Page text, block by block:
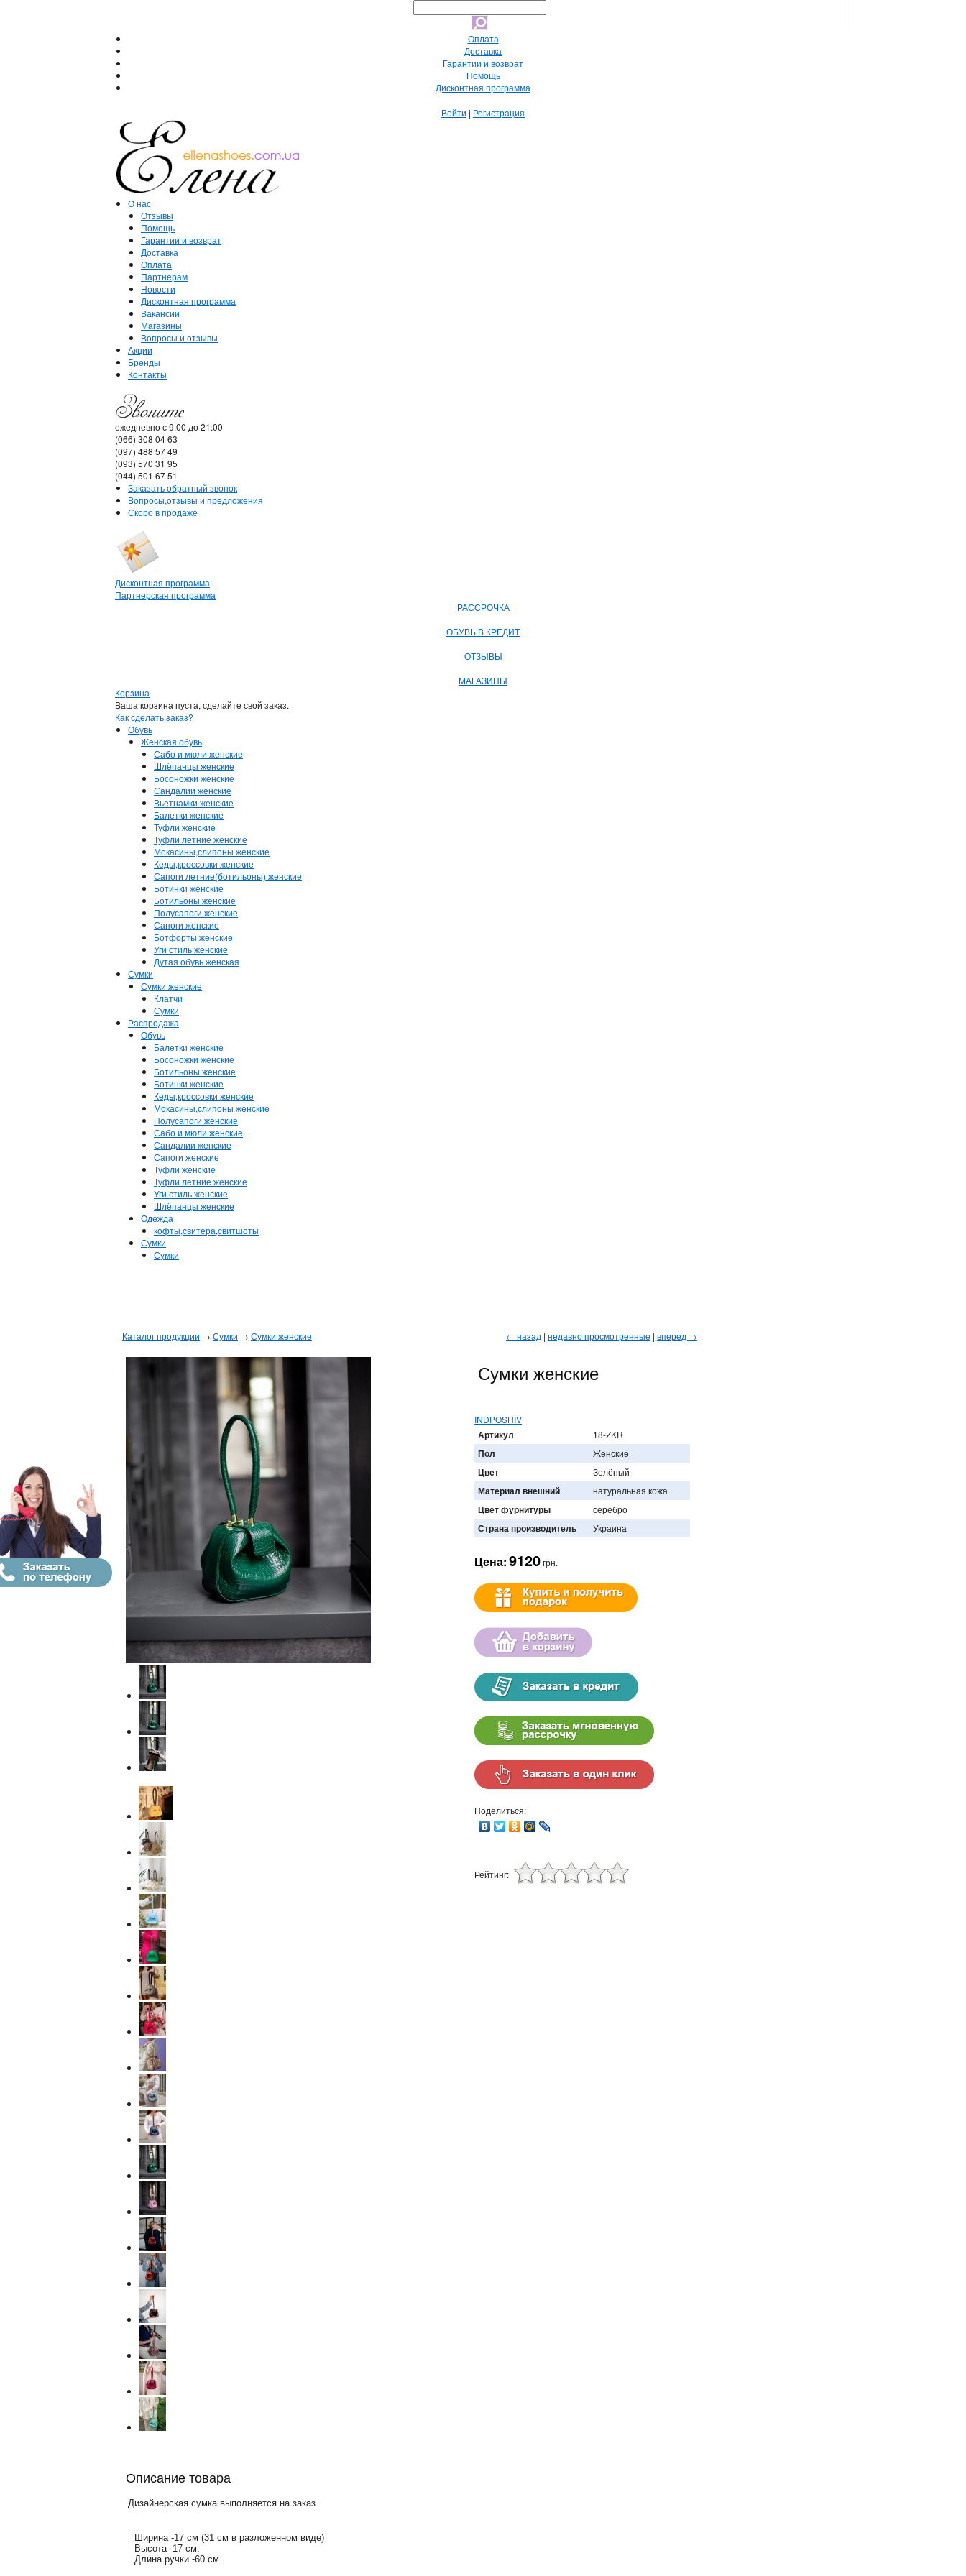
Оплата
Доставка
Гарантии и возврат
Помощь
Дисконтная программа
Войти | Регистрация
О нас
Отзывы
Помощь
Гарантии и возврат
Доставка
Оплата
Партнерам
Новости
Дисконтная программа
Вакансии
Магазины
Вопросы и отзывы
Акции
Бренды
Контакты
ежедневно с 9:00 до 21:00
(066) 308 04 63
(097) 488 57 49
(093) 570 31 95
(044) 501 67 51
Заказать обратный звонок
Вопросы,отзывы и предложения
Скоро в продаже
Дисконтная программа
Партнерская программа
РАССРОЧКА
ОБУВЬ В КРЕДИТ
ОТЗЫВЫ
МАГАЗИНЫ
Корзина
Ваша корзина пуста, сделайте свой заказ.
Как сделать заказ?
Обувь
Женская обувь
Сабо и мюли женские
Шлёпанцы женские
Босоножки женские
Сандалии женские
Вьетнамки женские
Балетки женские
Туфли женские
Туфли летние женские
Мокасины,слипоны женские
Кеды,кроссовки женские
Сапоги летние(ботильоны) женские
Ботинки женские
Ботильоны женские
Полусапоги женские
Сапоги женские
Ботфорты женские
Уги стиль женские
Дутая обувь женская
Сумки
Сумки женские
Клатчи
Сумки
Распродажа
Обувь
Балетки женские
Босоножки женские
Ботильоны женские
Ботинки женские
Кеды,кроссовки женские
Мокасины,слипоны женские
Полусапоги женские
Сабо и мюли женские
Сандалии женские
Сапоги женские
Туфли женские
Туфли летние женские
Уги стиль женские
Шлёпанцы женские
Одежда
кофты,свитера,свитшоты
Сумки
Сумки
Каталог продукции → Сумки → Сумки женские ← назад | недавно просмотренные | вперед →
Описание товара
Дизайнерская сумка выполняется на заказ.
Ширина -17 см (31 см в разложенном виде)
Высота- 17 см.
Длина ручки -60 см.
Сумки женские
INDPOSHIV
Артикул 18-ZKR
Пол Женские
Цвет Зелёный
Материал внешний натуральная кожа
Цвет фурнитуры серебро
Страна производитель Украина
Цена:9120грн.
Поделиться:
Рейтинг: